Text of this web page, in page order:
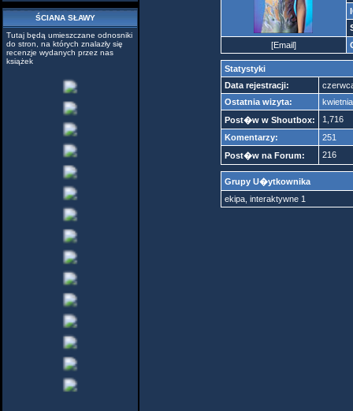
ŚCIANA SŁAWY
Tutaj będą umieszczane odnosniki
do stron, na których znalazły się
recenzje wydanych przez nas
książek
[Email]
Statystyki
Data rejestracji:
Ostatnia wizyta:
Post�w w Shoutbox:
1,716
Komentarzy:
251
Post�w na Forum:
216
Grupy U�ytkownika
ekipa, interaktywne 1